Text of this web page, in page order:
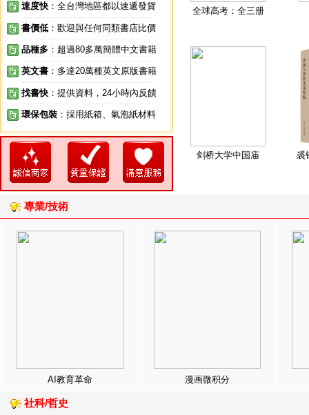
速度快 ：全台灣地區都以速遞發貨
書價低 ：歡迎與任何同類書店比價
品種多 ：超過80多萬簡體中文書籍
英文書 ：多達20萬種英文原版書籍
找書快 ：提供資料，24小時內反饋
環保包裝 ：採用紙箱、氣泡紙材料
全球高考：全三册
剑桥大学中国庙 裘
專業/技術
AI教育革命 漫画微积分
社科/哲史